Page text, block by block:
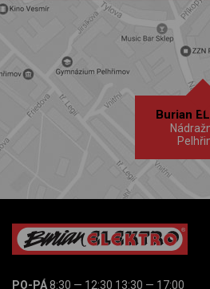
Burian
PO-PÁ8:30 — 12:30 13:30 — 17:00